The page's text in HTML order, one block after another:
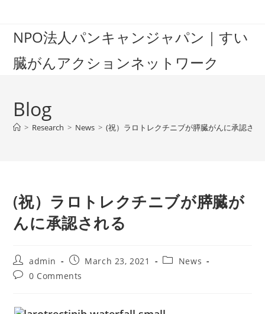
contentNPO法人パンキャンジャパン｜すい
臓がんアクションネットワーク
Blog
> Research > News > (祝）ラロトレクチニブが膵臓がんに承認され
(祝）ラロトレクチニブが膵臓が
んに承認される
Post
author:
admin
Post
published:
March 23, 2021
PostNews
Post0 Comments